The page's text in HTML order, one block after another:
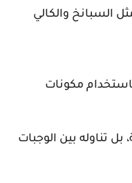
السبانخ والكالي
مكونات
بل تناوله بين الوجبات